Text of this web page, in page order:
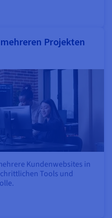
Projekten
Kundenwebsites in
Tools und